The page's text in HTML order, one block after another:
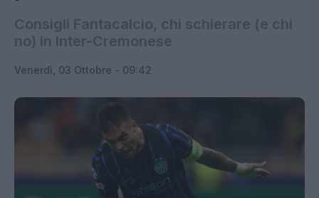
Consigli Fantacalcio, chi schierare (e chi
no) in Inter-Cremonese
Venerdì, 03 Ottobre - 09:42